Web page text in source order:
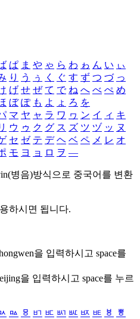
ぱ ま や ゃ ら わ ゎ ん い ぃ
り う ぅ く ぐ す ず つ づ っ
げ せ ぜ て で ね へ べ ぺ め
ぼ ぽ も よ ょ ろ を
マ ヤ ャ ラ ワ ヮ ン イ ィ キ
ウ ゥ ク グ ス ズ ツ ヅ ッ ヌ
セ ゼ テ デ ヘ ベ ペ メ レ オ
モ ヨ ョ ロ ヲ ―
병음)방식으로 중국어를 변환
하시면 됩니다.
을 입력하시고 space를
을 입력하시고 space를 누르
ㅰ ㅱ ㅲ ㅳ ㅴ ㅵ ㅶ ㅷ ㅸ
ㅹ